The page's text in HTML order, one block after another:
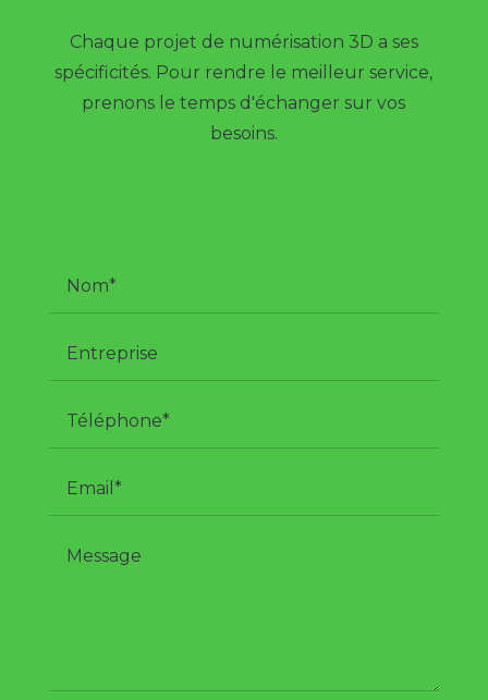
Chaque projet de numérisation 3D a ses
spécificités. Pour rendre le meilleur service,
prenons le temps d'échanger sur vos
besoins.